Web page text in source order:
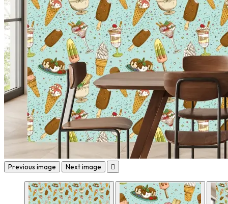
Previous image Next image 